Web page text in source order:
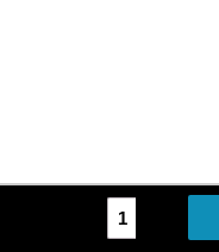
Žar
količina
2026.